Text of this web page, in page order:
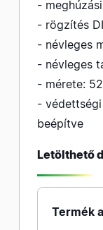
-
- rögzítés
- névleges
- névleges
- mérete:
-
beépítve
Letölthető
Termék